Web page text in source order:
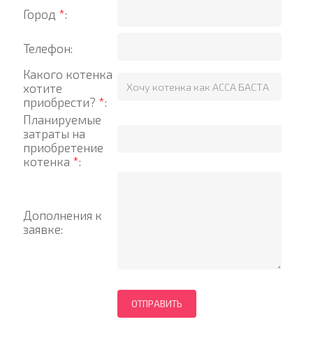
Город *:
Телефон:
Какого котенка
хотите
приобрести? *:
Планируемые
затраты на
приобретение
котенка *:
Дополнения к
заявке: